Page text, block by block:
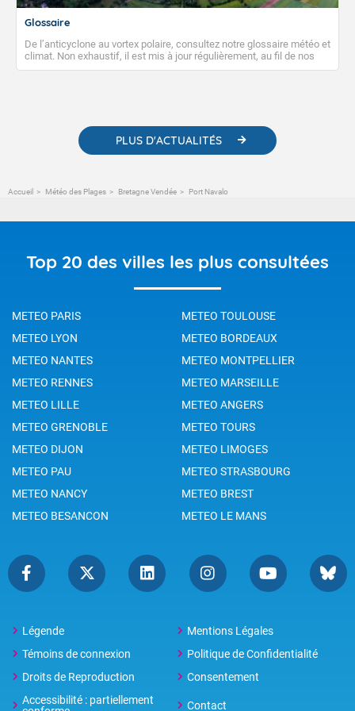
Glossaire
De l’anticyclone au vortex polaire, consultez notre glossaire météo et
climat. Non exhaustif, il est mis à jour régulièrement, au fil de nos
publications. Vous y trouverez également des liens utiles vers nos
PLUS D'ACTUALITÉS
Accueil Météo des Plages Bretagne Vendée Port Navalo
Top 20 des villes les plus consultées
METEO PARIS
METEO TOULOUSE
METEO LYON
METEO BORDEAUX
METEO NANTES
METEO MONTPELLIER
METEO RENNES
METEO MARSEILLE
METEO LILLE
METEO ANGERS
METEO GRENOBLE
METEO TOURS
METEO DIJON
METEO LIMOGES
METEO PAU
METEO STRASBOURG
METEO NANCY
METEO BREST
METEO BESANCON
METEO LE MANS
Légende
Mentions Légales
Témoins de connexion
Politique de Confidentialité
Droits de Reproduction
Consentement
Accessibilité : partiellement
Contact